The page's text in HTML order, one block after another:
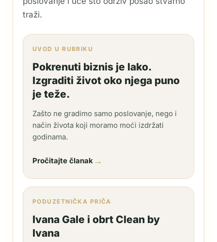
traži.
UVOD U RUBRIKU
Pokrenuti biznis je lako.
Izgraditi život oko njega puno
je teže.
Zašto ne gradimo samo poslovanje, nego i
način života koji moramo moći izdržati
godinama.
Pročitajte članak →
PODUZETNIČKA PRIČA
Ivana Gale i obrt Clean by
Ivana